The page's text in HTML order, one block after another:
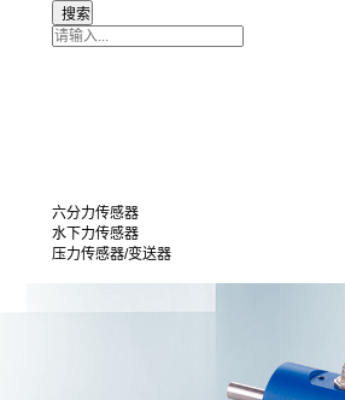
六分力传感器
水下力传感器
压力传感器/变送器